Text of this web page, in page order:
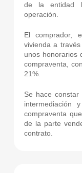
de la entidad
operación.
El comprador,
vivienda a
unos honorarios
compraventa,
21%.
Se hace
intermediación
compraventa
de la parte
contrato.